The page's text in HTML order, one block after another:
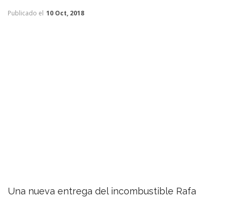
Publicado el 10 Oct, 2018
Una nueva entrega del incombustible Rafa